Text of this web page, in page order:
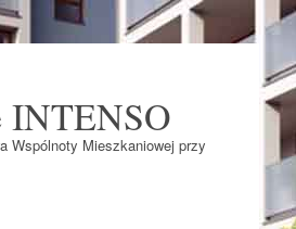
INTENSO
Wspólnoty Mieszkaniowej przy